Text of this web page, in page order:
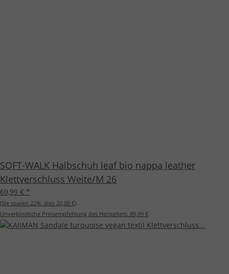
SOFT-WALK Halbschuh leaf bio nappa leather
Klettverschluss Weite/M 26
69,99 € *
(Sie sparen 22%, also 20,00 €)
Unverbindliche Preisempfehlung des Herstellers: 89,99 €